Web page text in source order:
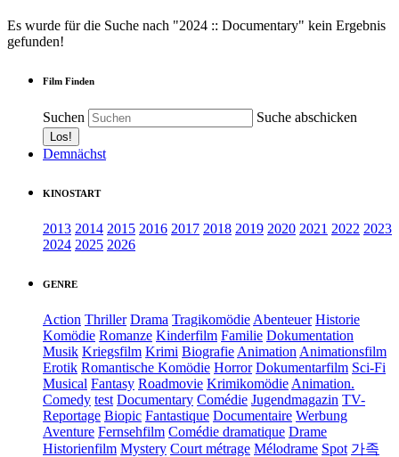
Es wurde für die Suche nach "2024 :: Documentary" kein Ergebnis
gefunden!
Film Finden
Suchen Suche abschicken
Demnächst
KINOSTART
2013 2014 2015 2016 2017 2018 2019 2020 2021 2022 2023
2024 2025 2026
GENRE
Action Thriller Drama Tragikomödie Abenteuer Historie
Komödie Romanze Kinderfilm Familie Dokumentation
Musik Kriegsfilm Krimi Biografie Animation Animationsfilm
Erotik Romantische Komödie Horror Dokumentarfilm Sci-Fi
Musical Fantasy Roadmovie Krimikomödie Animation.
Comedy test Documentary Comédie Jugendmagazin TV-
Reportage Biopic Fantastique Documentaire Werbung
Aventure Fernsehfilm Comédie dramatique Drame
Historienfilm Mystery Court métrage Mélodrame Spot 가족